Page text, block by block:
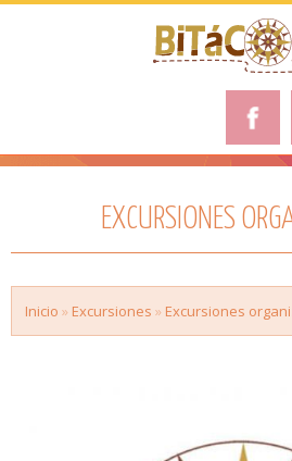
EXCURSIONES
Inicio » Excursiones » Excursiones